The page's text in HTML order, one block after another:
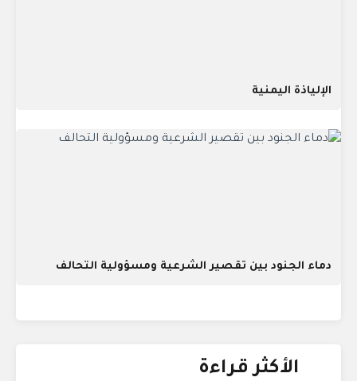
الإلياذة اليمنية
دماء الجنود بين تقصير الشرعية ومسؤولية التحالف
الأكثر قراءة